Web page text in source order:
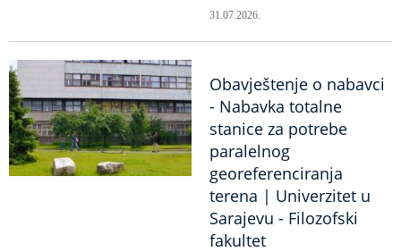
31.07.2026.
Obavještenje o nabavci
- Nabavka totalne
stanice za potrebe
paralelnog
georeferenciranja
terena | Univerzitet u
Sarajevu - Filozofski
fakultet